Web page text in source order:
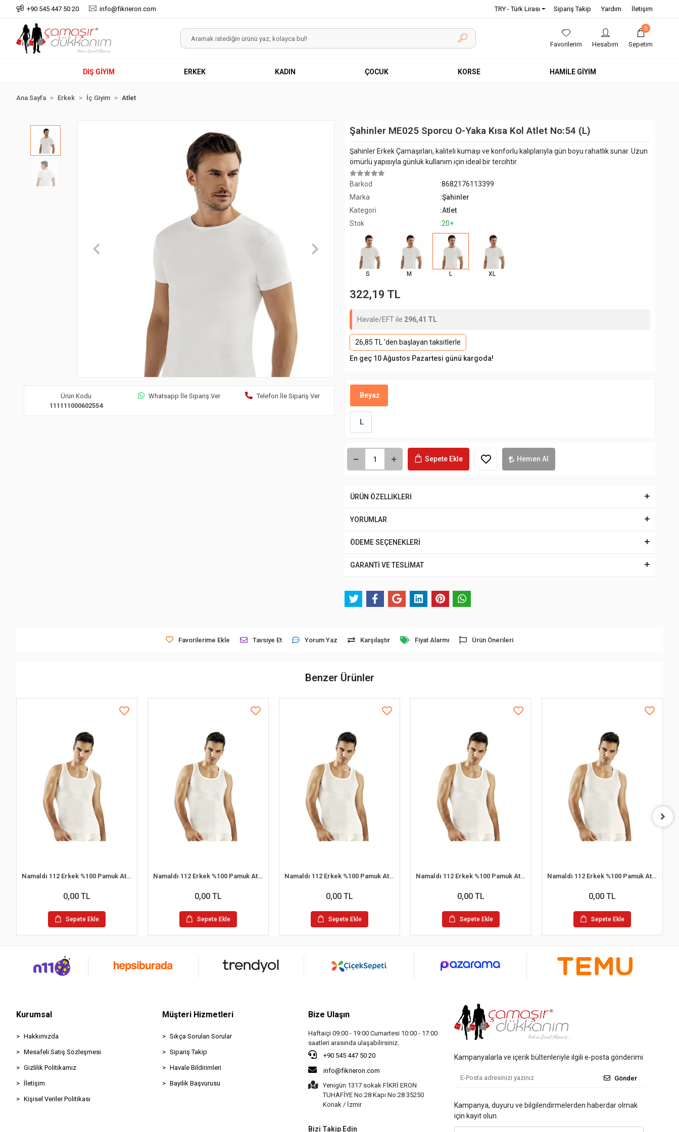
+90 545 447 50 20 info@fikrieron.com TRY - Türk Lirası Sipariş Takip Yardım İletişim
Favorilerim Hesabım
0
Sepetim
DIŞ GİYİM ERKEK KADIN ÇOCUK KORSE HAMİLE GİYİM
Ana Sayfa Erkek İç Giyim Atlet
Ürün Kodu
111111000602554
Whatsapp İle Sipariş Ver Telefon İle Sipariş Ver
Şahinler ME025 Sporcu O-Yaka Kısa Kol Atlet No:54 (L)
Şahinler Erkek Çamaşırları, kaliteli kumaşı ve konforlu kalıplarıyla gün boyu rahatlık sunar. Uzun
ömürlü yapısıyla günlük kullanım için ideal bir tercihtir.
Barkod
:8682176113399
Marka
:Şahinler
Kategori
:Atlet
Stok
:20+
S M L XL
322,19 TL
Havale/EFT ile 296,41 TL
26,85 TL 'den başlayan taksitlerle
En geç 10 Ağustos Pazartesi günü kargoda!
Beyaz
L
Sepete Ekle Hemen Al
ÜRÜN ÖZELLİKLERİ
YORUMLAR
ÖDEME SEÇENEKLERİ
GARANTİ VE TESLİMAT
Favorilerime Ekle Tavsiye Et Yorum Yaz Karşılaştır Fiyat Alarmı Ürün Önerileri
Benzer Ürünler
Namaldı 112 Erkek %100 Pamuk Atlet L 6'lı Paket
0,00 TL
Sepete Ekle
Namaldı 112 Erkek %100 Pamuk Atlet S 6'lı Paket
0,00 TL
Sepete Ekle
Namaldı 112 Erkek %100 Pamuk Atlet 2XL 6'lı Paket
0,00 TL
Sepete Ekle
Namaldı 112 Erkek %100 Pamuk Atlet M 6'lı Paket
0,00 TL
Sepete Ekle
Namaldı 112 Erkek %100 Pamuk Atlet XL 6'lı Paket
0,00 TL
Sepete Ekle
Kurumsal
Hakkımızda
Mesafeli Satış Sözleşmesi
Gizlilik Politikamız
İletişim
Kişisel Veriler Politikası
Müşteri Hizmetleri
Sıkça Sorulan Sorular
Sipariş Takip
Havale Bildirimleri
Bayilik Başvurusu
Bize Ulaşın
Haftaiçi 09:00 - 19:00 Cumartesi 10:00 - 17:00
saatleri arasında ulaşabilirsiniz.
+90 545 447 50 20
info@fikrieron.com
Yenigün 1317 sokak FİKRİ ERON
TUHAFİYE No:28 Kapı No:28 35250
Konak / İzmir
Bizi Takip Edin
Kampanyalarla ve içerik bültenleriyle ilgili e-posta gönderimi
Gönder
Kampanya, duyuru ve bilgilendirmelerden haberdar olmak
için kayıt olun.